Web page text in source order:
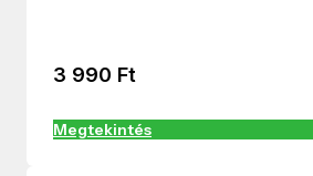
3 990 Ft
Megtekintés